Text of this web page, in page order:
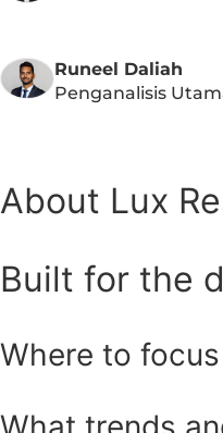
Runeel Daliah
Penganalisis
About Lux
Built for the
Where to